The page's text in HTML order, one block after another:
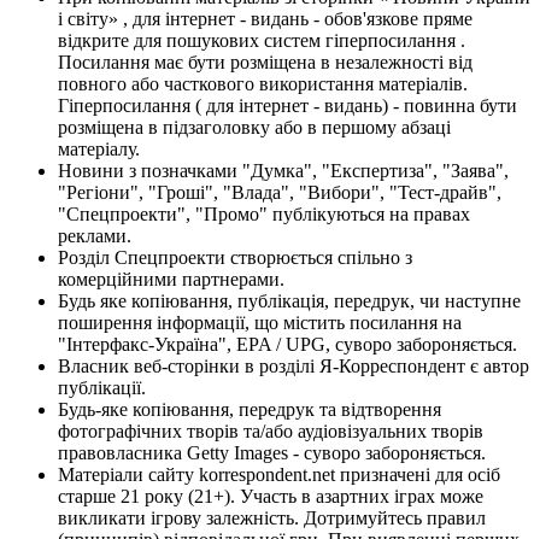
і світу» , для інтернет - видань - обов'язкове пряме
відкрите для пошукових систем гіперпосилання .
Посилання має бути розміщена в незалежності від
повного або часткового використання матеріалів.
Гіперпосилання ( для інтернет - видань) - повинна бути
розміщена в підзаголовку або в першому абзаці
матеріалу.
Новини з позначками "Думка", "Експертиза", "Заява",
"Регіони", "Гроші", "Влада", "Вибори", "Тест-драйв",
"Спецпроекти", "Промо" публікуються на правах
реклами.
Розділ Спецпроекти створюється спільно з
комерційними партнерами.
Будь яке копіювання, публікація, передрук, чи наступне
поширення інформації, що містить посилання на
"Інтерфакс-Україна", EPA / UPG, суворо забороняється.
Власник веб-сторінки в розділі Я-Корреспондент є автор
публікації.
Будь-яке копіювання, передрук та відтворення
фотографічних творів та/або аудіовізуальних творів
правовласника Getty Images - суворо забороняється.
Матеріали сайту korrespondent.net призначені для осіб
старше 21 року (21+). Участь в азартних іграх може
викликати ігрову залежність. Дотримуйтесь правил